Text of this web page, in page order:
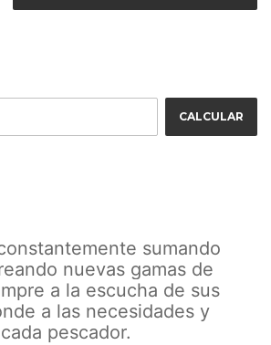
CALCULAR
sumando
nuevas gamas de
a la escucha de sus
a las necesidades y
pescador.